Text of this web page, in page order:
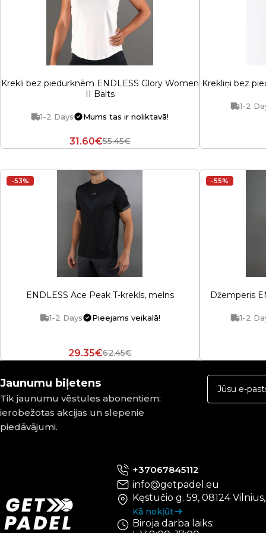
Krekli bez piedurknēm ENDLESS Glory Women
II Balts
1-2 Days Mums tas ir noliktavā!
31.60€55.45€
Krekliņi bez
1-2
-53%
ENDLESS Ace Peak T-krekls, melns
1-2 Days Pieejams veikalā!
29.35€62.45€
-55%
Džemperis
1-2
Jaunumu biļetens
Tik jaunumu vēstules abonentiem:
ierobežotas akcijas un slepenie
piedāvājumi.
+37067845112
info@getpadel.eu
Kęstučio g. 59, 08124
Kā nokļūt
Biroja darba laiks: